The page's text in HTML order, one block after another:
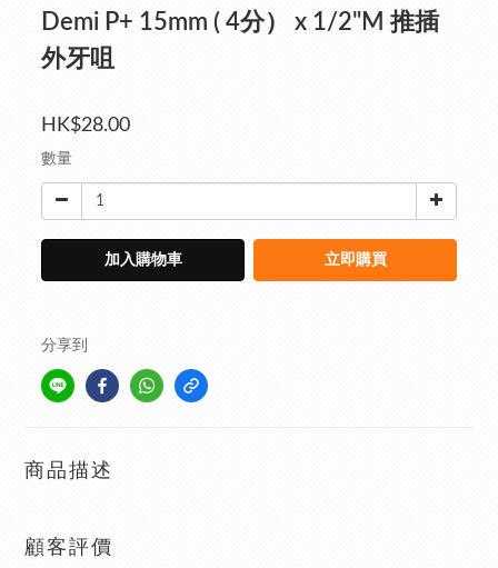
Demi P+ 15mm ( 4分） x 1/2"M 推插
外牙咀
HK$28.00
數量
加入購物車 立即購買
分享到
商品描述
顧客評價